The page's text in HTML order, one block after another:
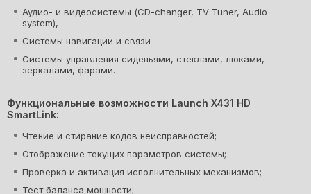
Аудио- и видеосистемы (CD-changer, TV-Tuner, Audio
system),
Системы навигации и связи
Системы управления сиденьями, стеклами, люками,
зеркалами, фарами.
Функциональные возможности Launch X431 HD
SmartLink:
Чтение и стирание кодов неисправностей;
Отображение текущих параметров системы;
Проверка и активация исполнительных механизмов;
Тест баланса мощности;